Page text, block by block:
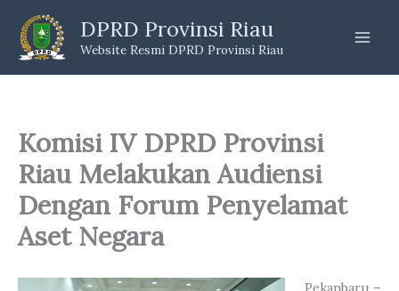
content
DPRD Provinsi Riau
Website Resmi DPRD Provinsi Riau
Komisi IV DPRD Provinsi
Riau Melakukan Audiensi
Dengan Forum Penyelamat
Aset Negara
Pekanbaru –